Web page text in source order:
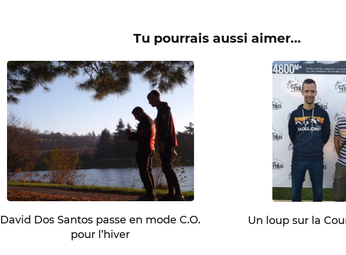
Tu pourrais aussi aimer...
David Dos Santos passe en mode C.O.
pour l’hiver
Un loup sur la